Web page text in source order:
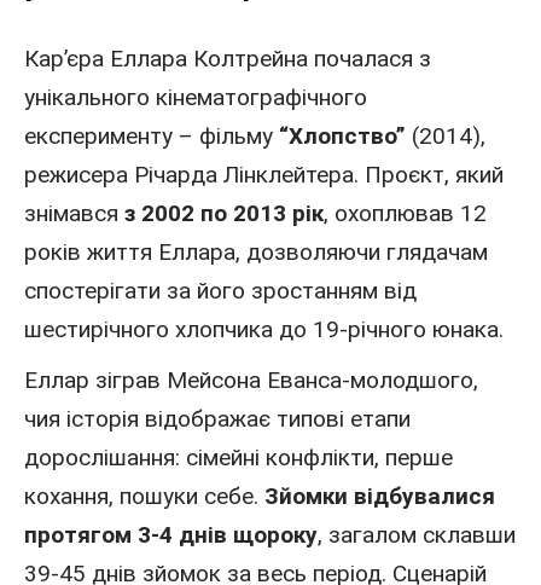
Кар’єра Еллара Колтрейна почалася з
унікального кінематографічного
експерименту – фільму “Хлопство” (2014),
режисера Річарда Лінклейтера. Проєкт, який
знімався з 2002 по 2013 рік, охоплював 12
років життя Еллара, дозволяючи глядачам
спостерігати за його зростанням від
шестирічного хлопчика до 19-річного юнака.
Еллар зіграв Мейсона Еванса-молодшого,
чия історія відображає типові етапи
дорослішання: сімейні конфлікти, перше
кохання, пошуки себе. Зйомки відбувалися
протягом 3-4 днів щороку, загалом склавши
39-45 днів зйомок за весь період. Сценарій